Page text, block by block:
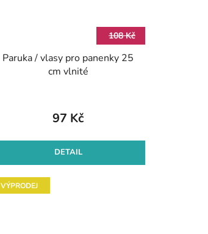
108 Kč
Paruka / vlasy pro panenky 25
cm vlnité
97 Kč
DETAIL
VÝPRODEJ